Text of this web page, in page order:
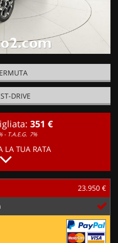
DRIVE
351 €
- T.A.E.G. 7%
LA TUA RATA
23.950 €